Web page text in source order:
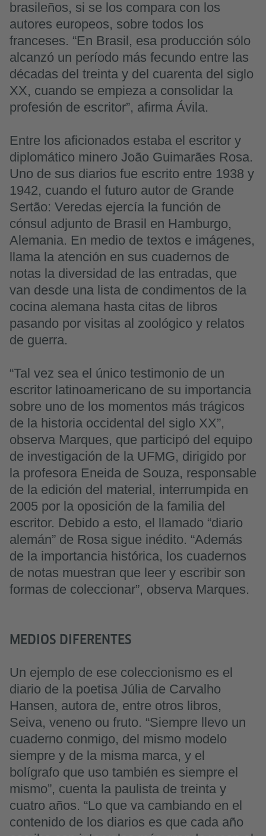
brasileños, si se los compara con los
autores europeos, sobre todos los
franceses. “En Brasil, esa producción sólo
alcanzó un período más fecundo entre las
décadas del treinta y del cuarenta del siglo
XX, cuando se empieza a consolidar la
profesión de escritor”, afirma Ávila.
Entre los aficionados estaba el escritor y
diplomático minero João Guimarães Rosa.
Uno de sus diarios fue escrito entre 1938 y
1942, cuando el futuro autor de Grande
Sertão: Veredas ejercía la función de
cónsul adjunto de Brasil en Hamburgo,
Alemania. En medio de textos e imágenes,
llama la atención en sus cuadernos de
notas la diversidad de las entradas, que
van desde una lista de condimentos de la
cocina alemana hasta citas de libros
pasando por visitas al zoológico y relatos
de guerra.
“Tal vez sea el único testimonio de un
escritor latinoamericano de su importancia
sobre uno de los momentos más trágicos
de la historia occidental del siglo XX”,
observa Marques, que participó del equipo
de investigación de la UFMG, dirigido por
la profesora Eneida de Souza, responsable
de la edición del material, interrumpida en
2005 por la oposición de la familia del
escritor. Debido a esto, el llamado “diario
alemán” de Rosa sigue inédito. “Además
de la importancia histórica, los cuadernos
de notas muestran que leer y escribir son
formas de coleccionar”, observa Marques.
MEDIOS DIFERENTES
Un ejemplo de ese coleccionismo es el
diario de la poetisa Júlia de Carvalho
Hansen, autora de, entre otros libros,
Seiva, veneno ou fruto. “Siempre llevo un
cuaderno conmigo, del mismo modelo
siempre y de la misma marca, y el
bolígrafo que uso también es siempre el
mismo”, cuenta la paulista de treinta y
cuatro años. “Lo que va cambiando en el
contenido de los diarios es que cada año